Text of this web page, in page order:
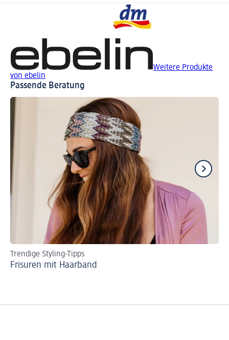
Weitere Produkte
von ebelin
Passende Beratung
Trendige Styling-Tipps
Frisuren mit Haarband